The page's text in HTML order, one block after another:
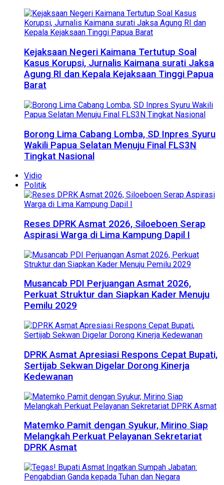
Kejaksaan Negeri Kaimana Tertutup Soal
Kasus Korupsi, Jurnalis Kaimana surati Jaksa
Agung RI dan Kepala Kejaksaan Tinggi Papua
Barat
Borong Lima Cabang Lomba, SD Inpres Syuru
Wakili Papua Selatan Menuju Final FLS3N
Tingkat Nasional
Vidio
Politik
Reses DPRK Asmat 2026, Siloeboen Serap
Aspirasi Warga di Lima Kampung Dapil I
Musancab PDI Perjuangan Asmat 2026,
Perkuat Struktur dan Siapkan Kader Menuju
Pemilu 2029
DPRK Asmat Apresiasi Respons Cepat Bupati,
Sertijab Sekwan Digelar Dorong Kinerja
Kedewanan
Matemko Pamit dengan Syukur, Mirino Siap
Melangkah Perkuat Pelayanan Sekretariat
DPRK Asmat